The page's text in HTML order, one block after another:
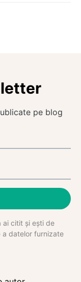
pe blog
ai citit și ești de
a datelor furnizate